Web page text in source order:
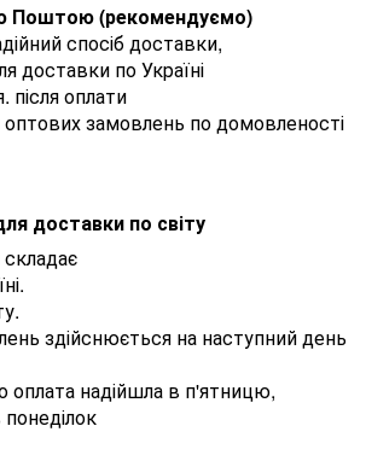
Поштою (рекомендуємо)
спосіб доставки,
доставки по Україні
після оплати
замовлень по домовленості
доставки по світу
здійснюється на наступний день
оплата надійшла в п'ятницю,